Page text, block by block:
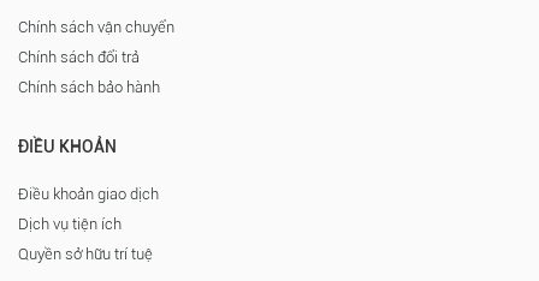
Chính sách vận chuyển
Chính sách đổi trả
Chính sách bảo hành
ĐIỀU KHOẢN
Điều khoản giao dịch
Dịch vụ tiện ích
Quyền sở hữu trí tuệ